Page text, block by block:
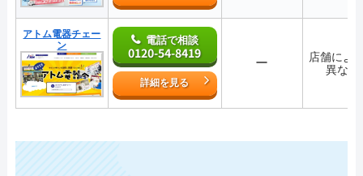
アトム電器チェー
ン
電話で相談
0120-54-8419
詳細を見る
ー
店舗によ
異なる